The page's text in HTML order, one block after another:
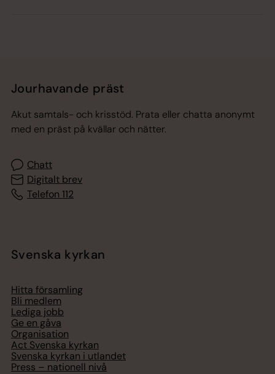
Jourhavande präst
Akut samtals- och krisstöd. Prata eller chatta anonymt
med en präst på kvällar och nätter.
Chatt
Digitalt brev
Telefon 112
Svenska kyrkan
Hitta församling
Bli medlem
Lediga jobb
Ge en gåva
Organisation
Act Svenska kyrkan
Svenska kyrkan i utlandet
Press – nationell nivå